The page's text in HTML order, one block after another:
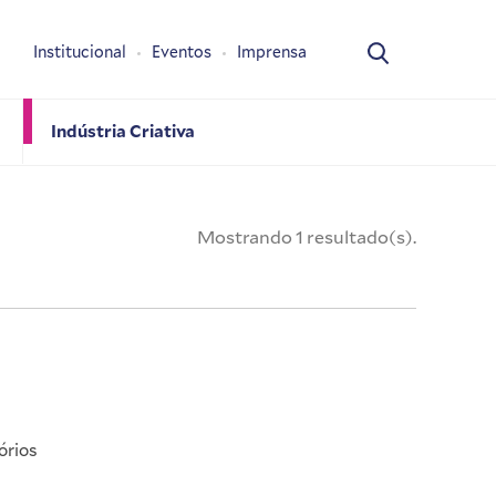
Indústria Criativa
Institucional Eventos Imprensa
Mostrando 1 resultado(s).